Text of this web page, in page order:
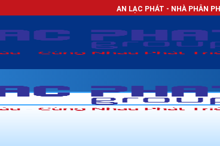
AN LẠC PHÁT - NHÀ PHÂN PHỐI THIẾT BỊ